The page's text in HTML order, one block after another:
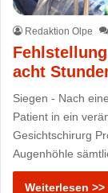
Redaktion Olpe
acht
Siegen - Nach
Patient in ein
Gesichtschirurg
Augenhöhle
Weiterlesen >>